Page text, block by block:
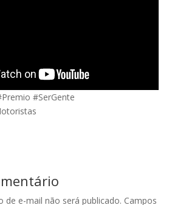
#SerGente
de e-mail não será publicado. Campos